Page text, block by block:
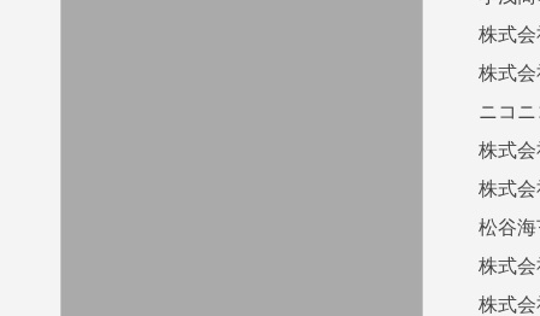
株式
株式
ニコ
株式
株式
松谷
株式
株式